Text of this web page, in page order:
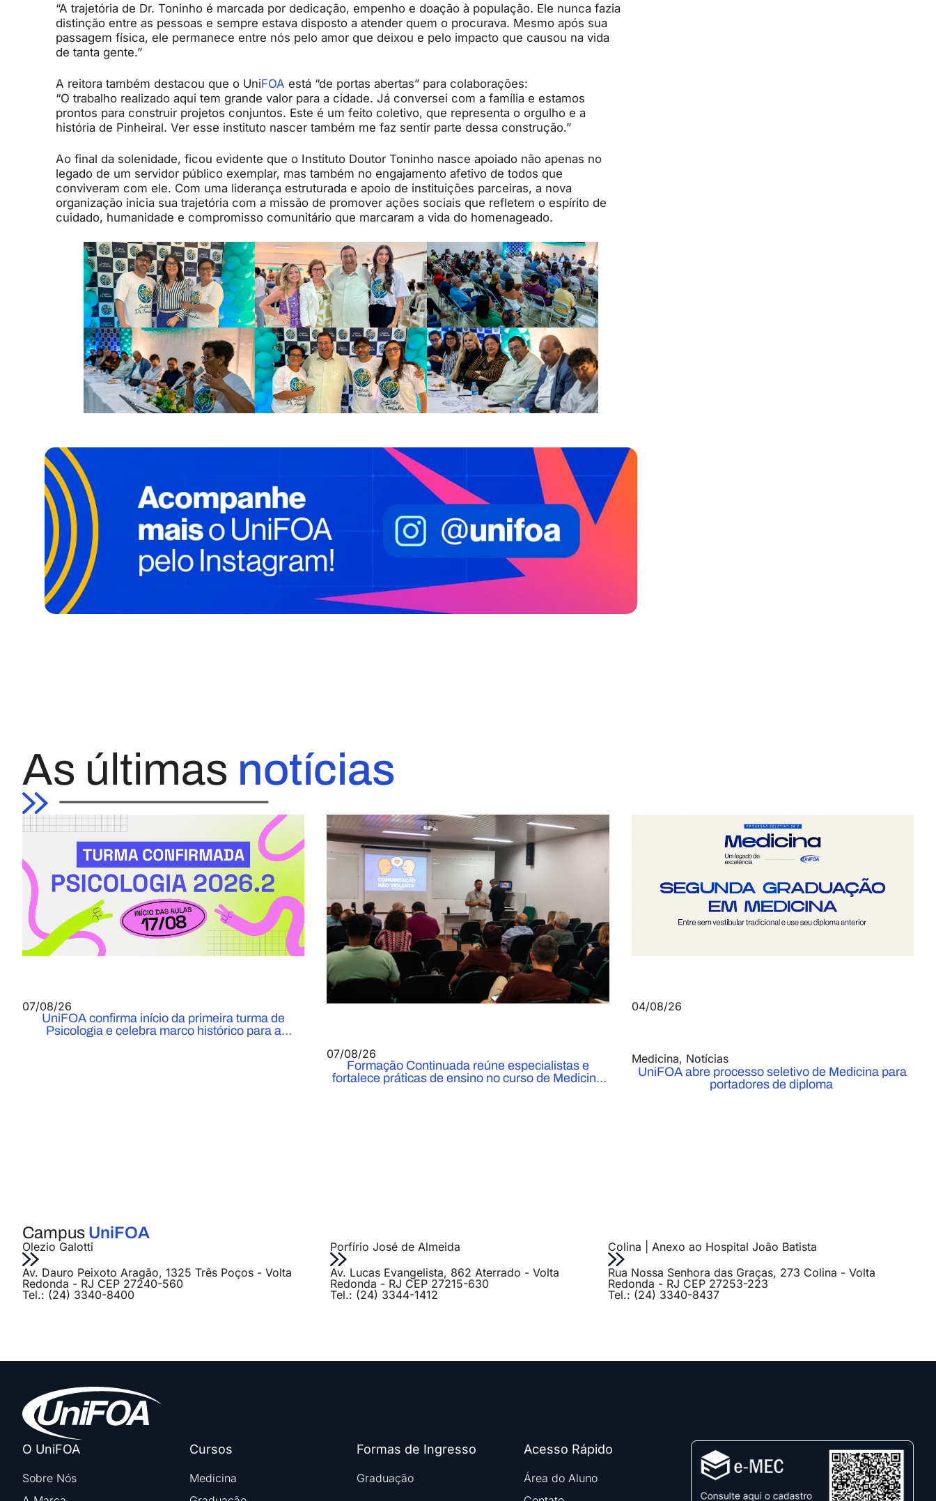
“A trajetória de Dr. Toninho é marcada por dedicação, empenho e doação à população. Ele nunca fazia
distinção entre as pessoas e sempre estava disposto a atender quem o procurava. Mesmo após sua
passagem física, ele permanece entre nós pelo amor que deixou e pelo impacto que causou na vida
de tanta gente.”
A reitora também destacou que o UniFOA está “de portas abertas” para colaborações:
“O trabalho realizado aqui tem grande valor para a cidade. Já conversei com a família e estamos
prontos para construir projetos conjuntos. Este é um feito coletivo, que representa o orgulho e a
história de Pinheiral. Ver esse instituto nascer também me faz sentir parte dessa construção.”
Ao final da solenidade, ficou evidente que o Instituto Doutor Toninho nasce apoiado não apenas no
legado de um servidor público exemplar, mas também no engajamento afetivo de todos que
conviveram com ele. Com uma liderança estruturada e apoio de instituições parceiras, a nova
organização inicia sua trajetória com a missão de promover ações sociais que refletem o espírito de
cuidado, humanidade e compromisso comunitário que marcaram a vida do homenageado.
As últimas notícias
07/08/26
UniFOA confirma início da primeira turma de
Psicologia e celebra marco histórico para a
07/08/26
Formação Continuada reúne especialistas e
fortalece práticas de ensino no curso de Medicina
04/08/26
Medicina, Notícias
UniFOA abre processo seletivo de Medicina para
portadores de diploma
Campus UniFOA
Olezio Galotti
Av. Dauro Peixoto Aragão, 1325 Três Poços - Volta
Redonda - RJ CEP 27240-560
Tel.: (24) 3340-8400
Porfírio José de Almeida
Av. Lucas Evangelista, 862 Aterrado - Volta
Redonda - RJ CEP 27215-630
Tel.: (24) 3344-1412
Colina | Anexo ao Hospital João Batista
Rua Nossa Senhora das Graças, 273 Colina - Volta
Redonda - RJ CEP 27253-223
Tel.: (24) 3340-8437
O UniFOA
Sobre Nós
Cursos
Medicina
Formas de Ingresso
Graduação
Acesso Rápido
Área do Aluno